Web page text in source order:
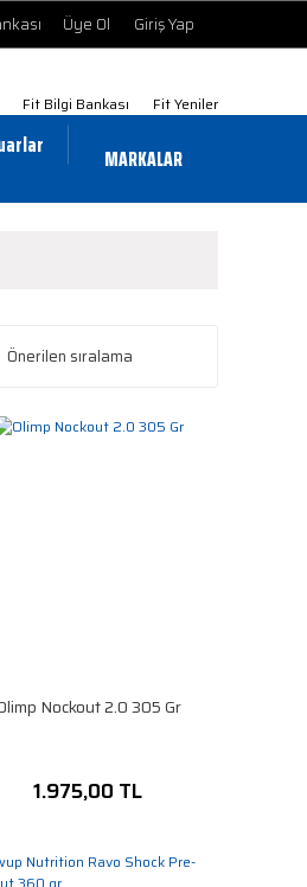
Üye Ol Giriş Yap
Fit Bilgi Bankası Fit Yeniler
MARKALAR
Nockout 2.0 305 Gr
1.975,00 TL